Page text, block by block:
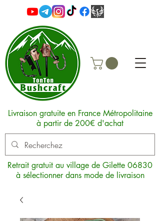
Livraison gratuite en France Métropolitaine
à partir de 200€ d'achat
Retrait gratuit au village de Gilette 06830
à sélectionner dans mode de livraison